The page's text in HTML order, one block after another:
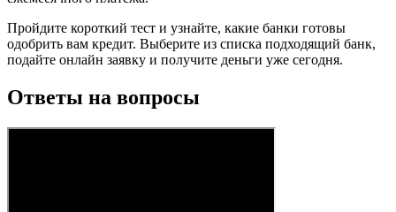
Пройдите короткий тест и узнайте, какие банки готовы
одобрить вам кредит. Выберите из списка подходящий банк,
подайте онлайн заявку и получите деньги уже сегодня.
Ответы на вопросы